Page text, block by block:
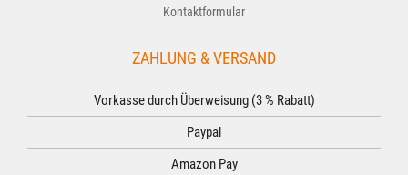
Kontaktformular
ZAHLUNG & VERSAND
Vorkasse durch Überweisung (3 % Rabatt)
Paypal
Amazon Pay